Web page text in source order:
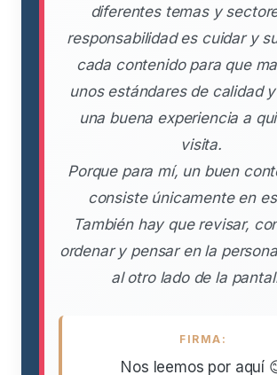
diferentes temas y
responsabilidad es cuidar y
cada contenido para que
unos estándares de calidad
una buena experiencia a
visita.
Porque para mí, un buen
consiste únicamente en
También hay que revisar,
ordenar y pensar en la
al otro lado de la
FIRMA:
Nos leemos por aquí